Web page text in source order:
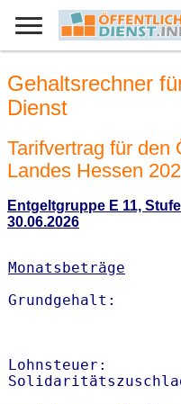
Gehaltsrechner
Dienst
Tarifvertrag für den
Landes Hessen
Entgeltgruppe E 11,
30.06.2026
Monatsbeträge
Lohnsteuer: